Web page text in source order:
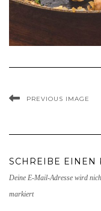
PREVIOUS IMAGE
SCHREIBE EINEN
Deine E-Mail-Adresse wird
markiert